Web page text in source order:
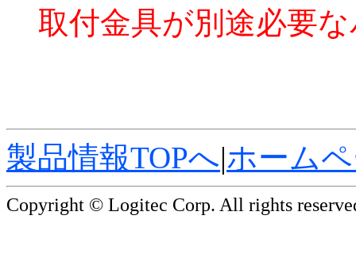
取付金具が別途必要
製品情報TOPへ|ホーム
Copyright © Logitec Corp. All rights